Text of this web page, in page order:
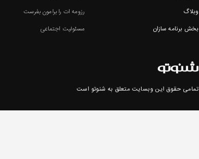
وبلاگ
بخش برنامه سازان
رزومه ات را برامون بفرست
مسئولیت اجتماعی
تمامی حقوق این وبسایت متعلق به شنوتو است